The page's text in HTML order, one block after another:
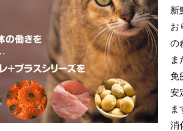
新
お
の
ま
免
安
ま
消